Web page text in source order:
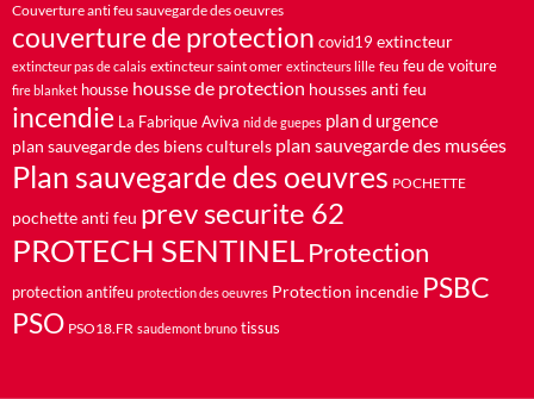
Couverture anti feu sauvegarde des oeuvres
couverture de protection covid19 extincteur
extincteur pas de calais extincteur saint omer extincteurs lille feu feu de voiture
fire blanket housse housse de protection housses anti feu
incendie La Fabrique Aviva nid de guepes plan d urgence
plan sauvegarde des biens culturels plan sauvegarde des musées
Plan sauvegarde des oeuvres POCHETTE
pochette anti feu prev securite 62
PROTECH SENTINELProtection
protection antifeu protection des oeuvres Protection incendie PSBC
PSO PSO18.FR saudemont bruno tissus